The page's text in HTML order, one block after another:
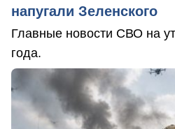
напугали Зеленского
Главные новости СВО на
года.